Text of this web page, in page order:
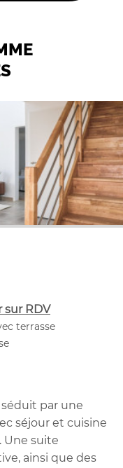
sur RDV
terrasse
séduit par une
séjour et cuisine
Une suite
ainsi que des